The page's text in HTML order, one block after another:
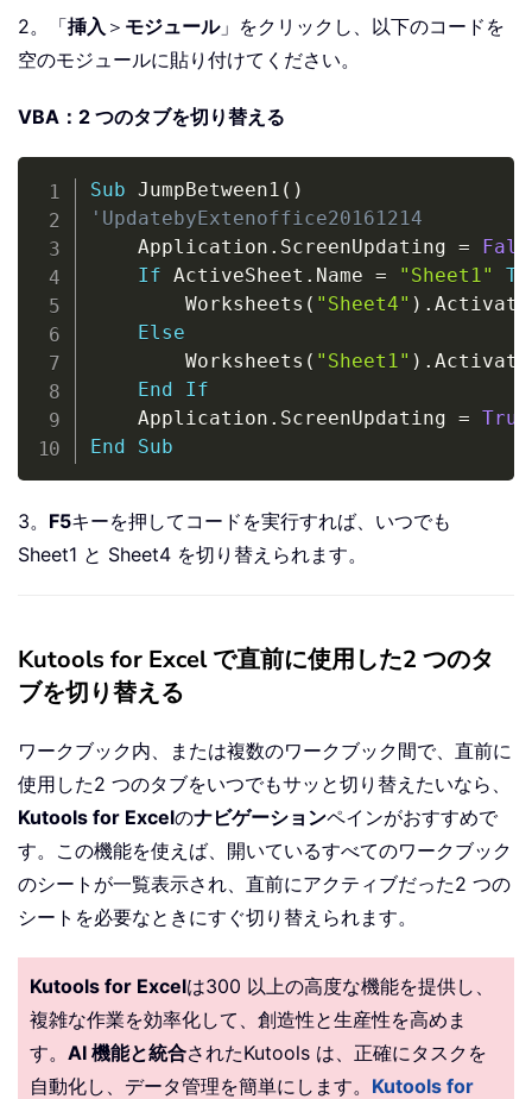
2。「挿入 ＞ モジュール」をクリックし、以下のコードを
空のモジュールに貼り付けてください。
VBA：2 つのタブを切り替える
Sub JumpBetween1 ( )
'UpdatebyExtenoffice20161214
    Application
. ScreenUpdating =
If ActiveSheet . Name = "Sheet1"
        Worksheets
( "Sheet4" ) . Activate
Else
        Worksheets
( "Sheet1" ) . Activate
End
If
    Application
. ScreenUpdating = True
End
Sub
3。 F5キーを押してコードを実行すれば、いつでも
Sheet1 と Sheet4 を切り替えられます。
Kutools for Excel で直前に使用した2 つのタ
ブを切り替える
ワークブック内、または複数のワークブック間で、直前に
使用した2 つのタブをいつでもサッと切り替えたいなら、
Kutools for Excelのナビゲーションペインがおすすめで
す。この機能を使えば、開いているすべてのワークブック
のシートが一覧表示され、直前にアクティブだった2 つの
シートを必要なときにすぐ切り替えられます。
Kutools for Excelは300 以上の高度な機能を提供し、
複雑な作業を効率化して、創造性と生産性を高めま
す。 AI 機能と統合されたKutools は、正確にタスクを
自動化し、データ管理を簡単にします。 Kutools for